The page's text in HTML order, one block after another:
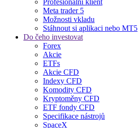
Meta trader 5
Možnosti vkladu
Stáhnout si aplikaci nebo MT5
Do čeho investovat
Forex
Akcie
ETFs
Akcie CFD
Indexy CFD
Komodity CFD
Kryptoměny CFD
ETF fondy CFD
Specifikace nástrojů
SpaceX